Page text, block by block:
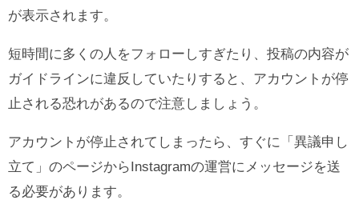
が表示されます。
短時間に多くの人をフォローしすぎたり、投稿の内容が
ガイドラインに違反していたりすると、アカウントが停
止される恐れがあるので注意しましょう。
アカウントが停止されてしまったら、すぐに「異議申し
立て」のページからInstagramの運営にメッセージを送
る必要があります。